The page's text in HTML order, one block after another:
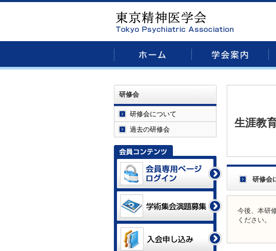
生涯教
研修会
今後、本研
ください。
研修会
研修会について
過去の研修会